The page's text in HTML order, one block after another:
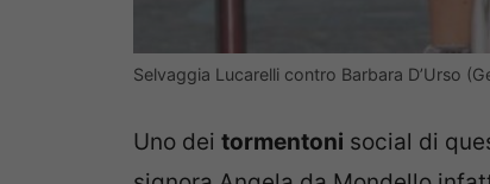
Selvaggia Lucarelli contro Barbara D’Urso
Uno dei tormentoni social di